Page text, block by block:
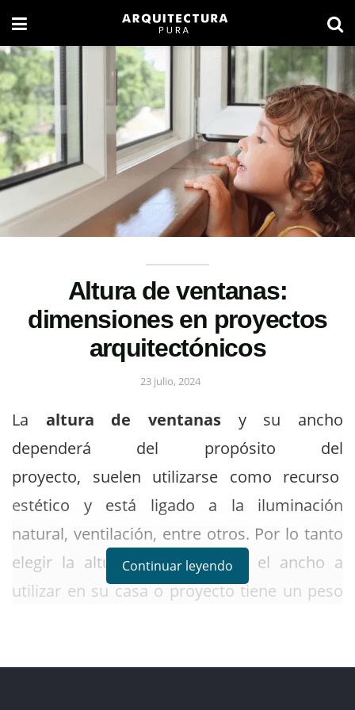
Altura de ventanas:
dimensiones en proyectos
arquitectónicos
23 julio, 2024
La altura de ventanas y su ancho
dependerá del propósito del
proyecto, suelen utilizarse como recurso
estético y está ligado a la iluminación
natural, ventilación, entre otros. Por lo tanto
elegir la altura de ventanas y el ancho a
utilizar en su casa o proyecto tiene un peso
Continuar leyendo